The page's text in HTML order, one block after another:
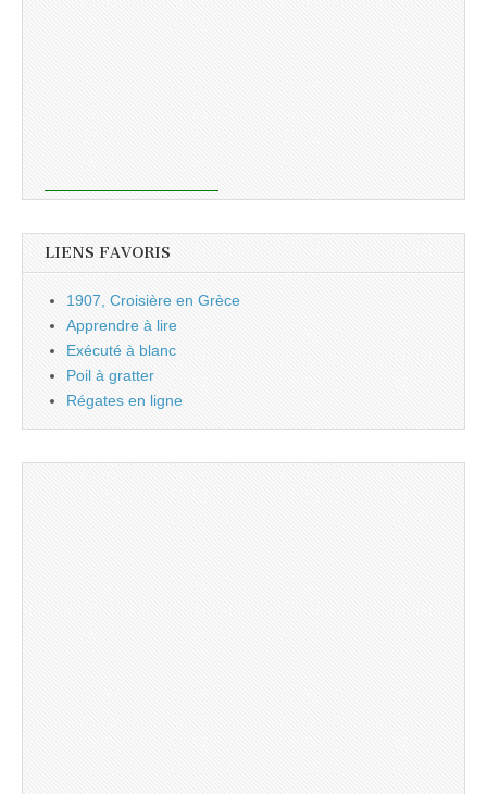
LIENS FAVORIS
1907, Croisière en Grèce
Apprendre à lire
Exécuté à blanc
Poil à gratter
Régates en ligne